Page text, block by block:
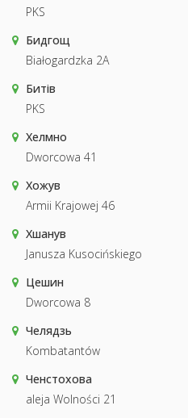
PKS
Бидгощ
Białogardzka 2A
Битів
PKS
Хелмно
Dworcowa 41
Хожув
Armii Krajowej 46
Хшанув
Janusza Kusocińskiego
Цешин
Dworcowa 8
Челядзь
Kombatantów
Ченстохова
aleja Wolności 21